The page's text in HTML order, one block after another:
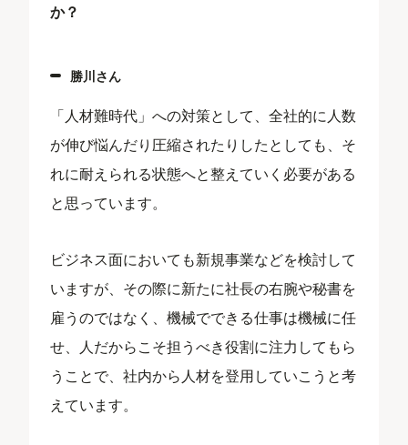
か？
勝川さん
「人材難時代」への対策として、全社的に人数
が伸び悩んだり圧縮されたりしたとしても、そ
れに耐えられる状態へと整えていく必要がある
と思っています。
ビジネス面においても新規事業などを検討して
いますが、その際に新たに社長の右腕や秘書を
雇うのではなく、機械でできる仕事は機械に任
せ、人だからこそ担うべき役割に注力してもら
うことで、社内から人材を登用していこうと考
えています。